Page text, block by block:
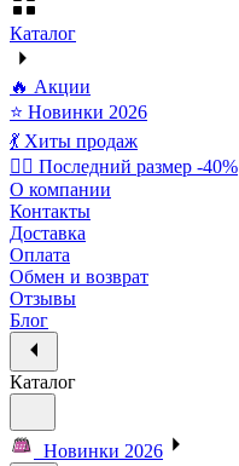
Каталог
🔥 Акции
⭐ Новинки 2026
💃 Хиты продаж
🏃‍♀️ Последний размер -40%
О компании
Контакты
Доставка
Оплата
Обмен и возврат
Отзывы
Блог
Каталог
Новинки 2026